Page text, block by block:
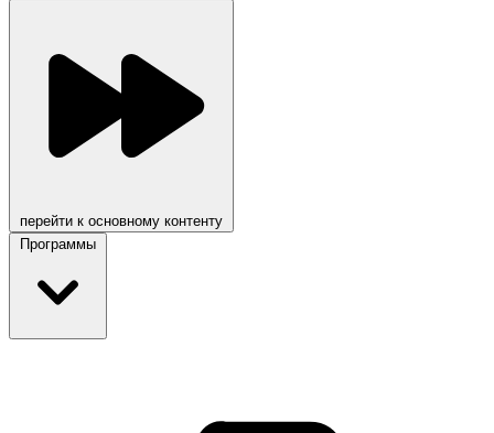
перейти к основному контенту
Программы